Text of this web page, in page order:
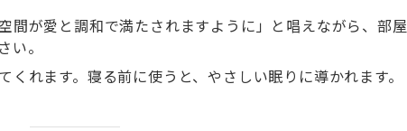
間が愛と調和で満たされますように」と唱えながら、部屋
い。
くれます。寝る前に使うと、やさしい眠りに導かれます。